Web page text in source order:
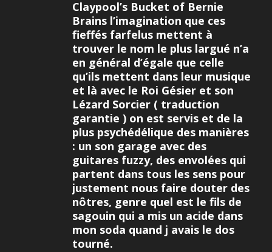
Claypool’s Bucket of Bernie
Brains l’imagination que ces
fieffés farfelus mettent à
trouver le nom le plus largué n’a
en général d’égale que celle
qu’ils mettent dans leur musique
et là avec le Roi Gésier et son
Lézard Sorcier ( traduction
garantie ) on est servis et de la
plus psychédélique des manières
: un son garage avec des
guitares fuzzy, des envolées qui
partent dans tous les sens pour
justement nous faire douter des
nôtres, genre quel est le fils de
sagouin qui a mis un acide dans
mon soda quand j avais le dos
tourné.